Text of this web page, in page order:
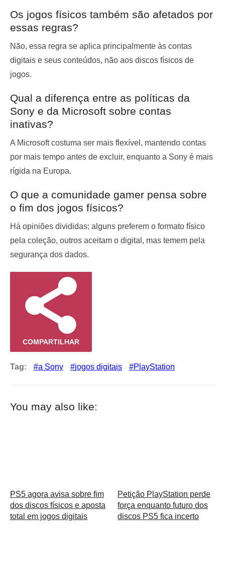
Os jogos físicos também são afetados por
essas regras?
Não, essa regra se aplica principalmente às contas
digitais e seus conteúdos, não aos discos físicos de
jogos.
Qual a diferença entre as políticas da
Sony e da Microsoft sobre contas
inativas?
A Microsoft costuma ser mais flexível, mantendo contas
por mais tempo antes de excluir, enquanto a Sony é mais
rígida na Europa.
O que a comunidade gamer pensa sobre
o fim dos jogos físicos?
Há opiniões divididas; alguns preferem o formato físico
pela coleção, outros aceitam o digital, mas temem pela
segurança dos dados.
COMPARTILHAR
Tag: a Sony jogos digitais PlayStation
You may also like:
PS5 agora avisa sobre fim
dos discos físicos e aposta
total em jogos digitais
Petição PlayStation perde
força enquanto futuro dos
discos PS5 fica incerto